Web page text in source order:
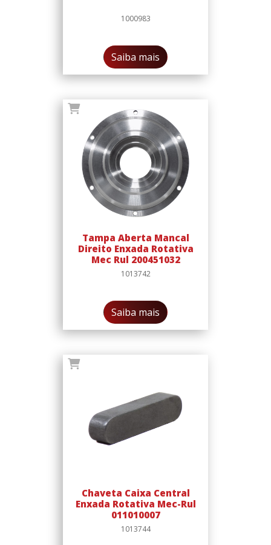
1000983
Saiba mais
Tampa Aberta Mancal
Direito Enxada Rotativa
Mec Rul 200451032
1013742
Saiba mais
Chaveta Caixa Central
Enxada Rotativa Mec-Rul
011010007
1013744